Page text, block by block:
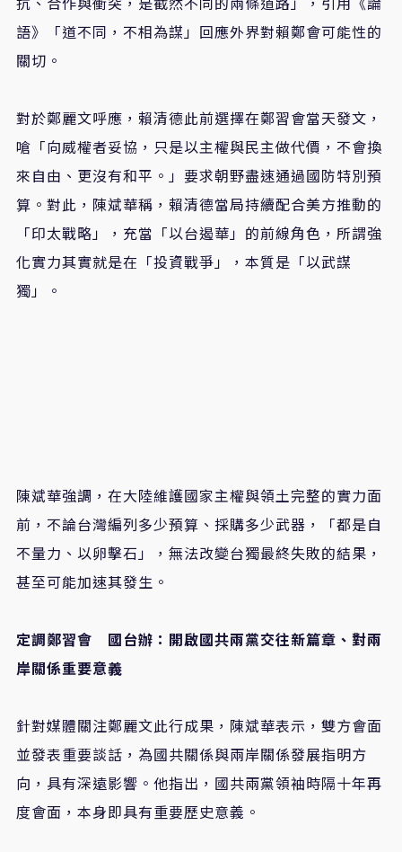
語》「道不同，不相為謀」回應外界對賴鄭會可能性的
關切。
對於鄭麗文呼應，賴清德此前選擇在鄭習會當天發文，
嗆「向威權者妥協，只是以主權與民主做代價，不會換
來自由、更沒有和平。」要求朝野盡速通過國防特別預
算。對此，陳斌華稱，賴清德當局持續配合美方推動的
「印太戰略」，充當「以台遏華」的前線角色，所謂強
化實力其實就是在「投資戰爭」，本質是「以武謀
獨」。
陳斌華強調，在大陸維護國家主權與領土完整的實力面
前，不論台灣編列多少預算、採購多少武器，「都是自
不量力、以卵擊石」，無法改變台獨最終失敗的結果，
甚至可能加速其發生。
定調鄭習會 國台辦：開啟國共兩黨交往新篇章、對兩
岸關係重要意義
針對媒體關注鄭麗文此行成果，陳斌華表示，雙方會面
並發表重要談話，為國共關係與兩岸關係發展指明方
向，具有深遠影響。他指出，國共兩黨領袖時隔十年再
度會面，本身即具有重要歷史意義。